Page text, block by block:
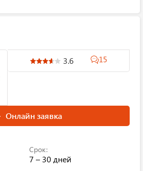
3.6 15
Онлайн заявка
Срок:
7 – 30 дней